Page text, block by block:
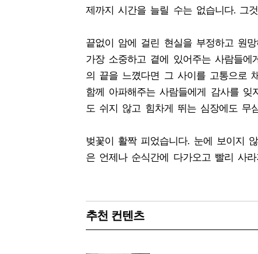
제까지 시간을 늘릴 수는 없습니다. 그
끝없이 암에 걸린 현실을 부정하고 원
가장 소중하고 곁에 있어주는 사람들
의 끝을 느꼈다면 그 사이를 고통으로
함께 아파해주는 사람들에게 감사를 잊
도 쉬지 않고 힘차게 뛰는 심장에도 무
벚꽃이 활짝 피었습니다. 눈에 보이지
은 언제나 순식간에 다가오고 빨리 사
추천 컨텐츠